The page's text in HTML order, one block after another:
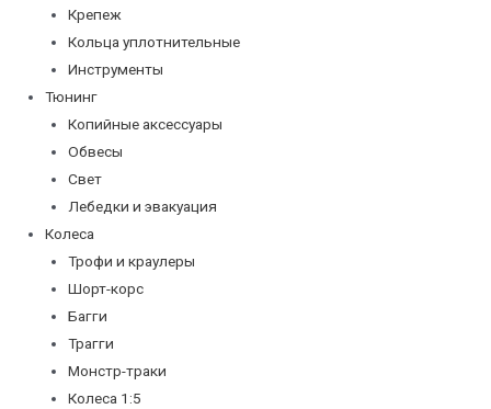
Крепеж
Кольца уплотнительные
Инструменты
Тюнинг
Копийные аксессуары
Обвесы
Свет
Лебедки и эвакуация
Колеса
Трофи и краулеры
Шорт-корс
Багги
Трагги
Монстр-траки
Колеса 1:5